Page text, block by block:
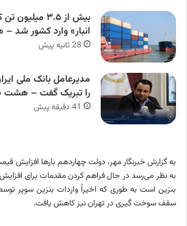
بیش از ۳.۵
انبار» وارد کشور
28 ثانیه پیش
مدیرعامل بانک ملی
را تبریک گفت –
41 دقیقه پیش
به گزارش خبرنگار مهر، دولت چهاردهم بارها افزایش
به نظر می‌رسد در حال فراهم کردن مقدمات برای
بنزین است به طوری که اخیراً واردات بنزین سوپر
سقف سوختگیری در تهران نیز کاهش یافت.